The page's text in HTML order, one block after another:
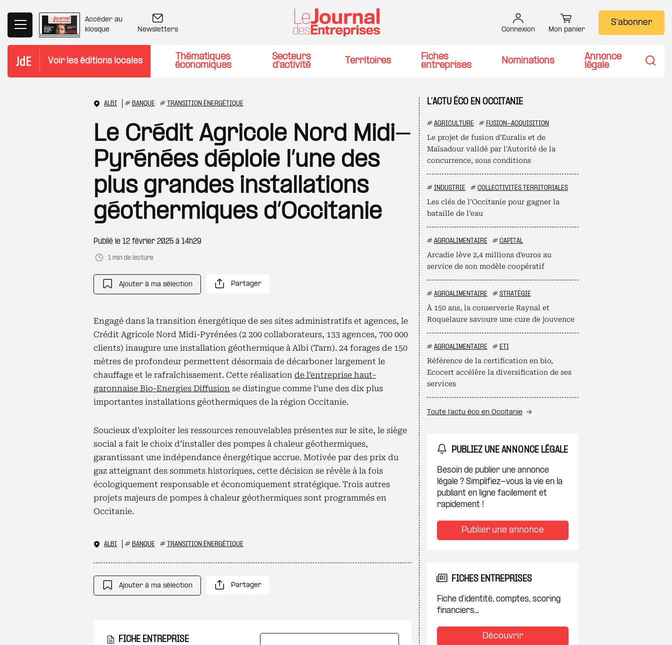
Accéder au
kiosque
Newsletters Connexion Mon panier
S'abonner
Voir les éditions locales
Thématiques
économiques
Secteurs
d'activité
Territoires
Fiches
entreprises
Nominations
Annonce
légale
ALBI # BANQUE # TRANSITION ÉNERGÉTIQUE
Le Crédit Agricole Nord Midi-
Pyrénées déploie l’une des
plus grandes installations
géothermiques d’Occitanie
Publié le 12 février 2025 à 14h29
1 min de lecture
Ajouter à ma sélection Partager
Engagé dans la transition énergétique de ses sites administratifs et agences, le
Crédit Agricole Nord Midi-Pyrénées (2 200 collaborateurs, 133 agences, 700 000
clients) inaugure une installation géothermique à Albi (Tarn). 24 forages de 150
mètres de profondeur permettent désormais de décarboner largement le
chauffage et le rafraîchissement. Cette réalisation de l’entreprise haut-
garonnaise Bio-Energies Diffusion se distingue comme l’une des dix plus
importantes installations géothermiques de la région Occitanie.
Soucieux d’exploiter les ressources renouvelables présentes sur le site, le siège
social a fait le choix d’installer des pompes à chaleur géothermiques,
garantissant une indépendance énergétique accrue. Motivée par des prix du
gaz atteignant des sommets historiques, cette décision se révèle à la fois
écologiquement responsable et économiquement stratégique. Trois autres
projets majeurs de pompes à chaleur géothermiques sont programmés en
Occitanie.
ALBI # BANQUE # TRANSITION ÉNERGÉTIQUE
Ajouter à ma sélection Partager
FICHE ENTREPRISE
L’ACTU ÉCO EN OCCITANIE
# AGRICULTURE # FUSION-ACQUISITION
Le projet de fusion d'Euralis et de
Maïsadour validé par l'Autorité de la
concurrence, sous conditions
# INDUSTRIE # COLLECTIVITÉS TERRITORIALES
Les clés de l’Occitanie pour gagner la
bataille de l’eau
# AGROALIMENTAIRE # CAPITAL
Arcadie lève 2,4 millions d'euros au
service de son modèle coopératif
# AGROALIMENTAIRE # STRATÉGIE
À 150 ans, la conserverie Raynal et
Roquelaure savoure une cure de jouvence
# AGROALIMENTAIRE # ETI
Référence de la certification en bio,
Ecocert accélère la diversification de ses
services
Toute l’actu éco en Occitanie
PUBLIEZ UNE ANNONCE LÉGALE
Besoin de publier une annonce
légale ? Simplifiez-vous la vie en la
publiant en ligne facilement et
rapidement !
Publier une annonce
FICHES ENTREPRISES
Fiche d'identité, comptes, scoring
financiers...
Découvrir